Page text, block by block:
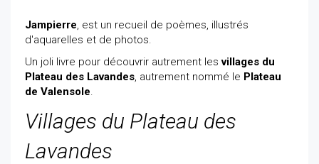
Jampierre, est un recueil de poèmes, illustrés
d'aquarelles et de photos.
Un joli livre pour découvrir autrement lesvillages du
Plateau des Lavandes, autrement nommé le Plateau
de Valensole.
Villages du Plateau des
Lavandes